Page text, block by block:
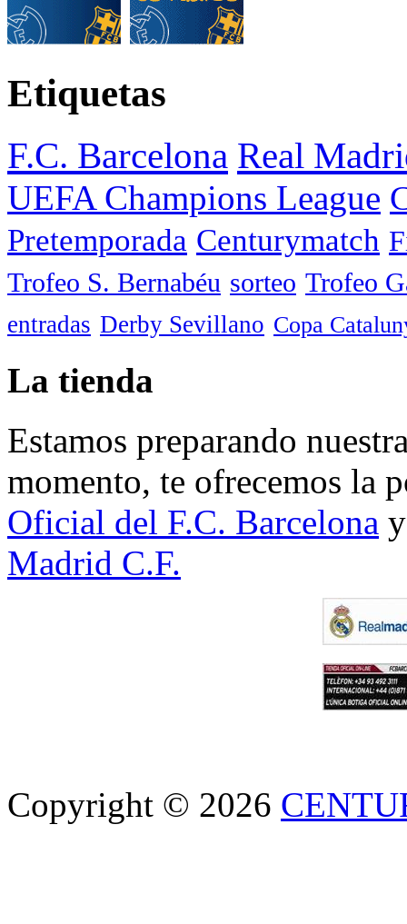
Etiquetas
F.C. Barcelona Real
UEFA Champions League
Pretemporada Centurymatch
Trofeo S. Bernabéu sorteo Trofeo
entradas Derby Sevillano Copa
La tienda
Estamos preparando
momento, te ofrecemos la
Oficial del F.C. Barcelona
Madrid C.F.
Copyright © 2026